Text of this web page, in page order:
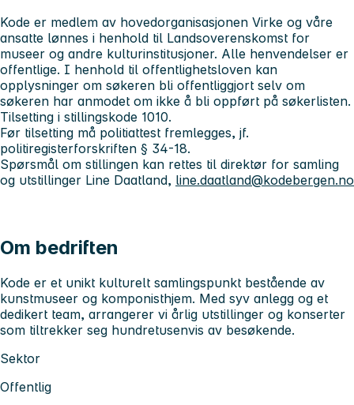
Kode er medlem av hovedorganisasjonen Virke og våre
ansatte lønnes i henhold til Landsoverenskomst for
museer og andre kulturinstitusjoner. Alle henvendelser er
offentlige. I henhold til offentlighetsloven kan
opplysninger om søkeren bli offentliggjort selv om
søkeren har anmodet om ikke å bli oppført på søkerlisten.
Tilsetting i stillingskode 1010.
Før tilsetting må politiattest fremlegges, jf.
politiregisterforskriften § 34-18.
Spørsmål om stillingen kan rettes til direktør for samling
og utstillinger Line Daatland, line.daatland@kodebergen.no
Om bedriften
Kode er et unikt kulturelt samlingspunkt bestående av
kunstmuseer og komponisthjem. Med syv anlegg og et
dedikert team, arrangerer vi årlig utstillinger og konserter
som tiltrekker seg hundretusenvis av besøkende.
Sektor
Offentlig